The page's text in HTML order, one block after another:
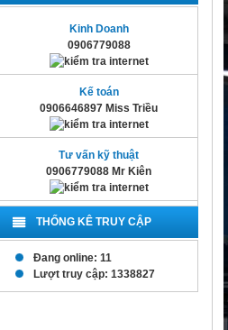
Kinh Doanh
0906779088
Kế toán
0906646897 Miss Triều
Tư vấn kỹ thuật
0906779088 Mr Kiên
THỐNG KÊ TRUY CẬP
Đang online: 11
Lượt truy cập: 1338827